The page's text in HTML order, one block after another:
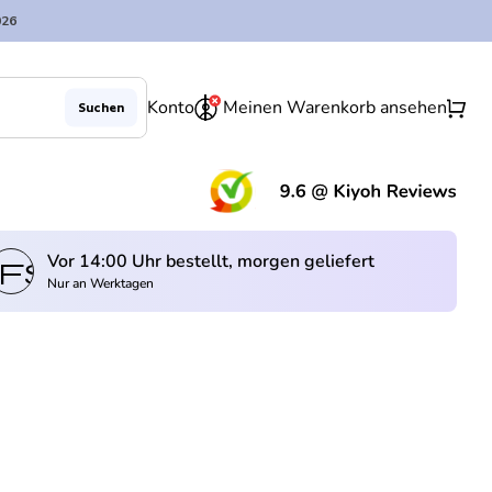
Suchen Konto Meinen Warenkorb ansehenshopping_cart
Vor 14:00 Uhr bestellt, morgen geliefert
Nur an Werktagen